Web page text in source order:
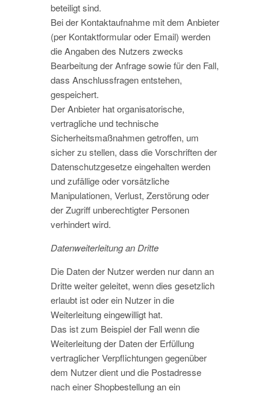
beteiligt sind.
Bei der Kontaktaufnahme mit dem Anbieter
(per Kontaktformular oder Email) werden
die Angaben des Nutzers zwecks
Bearbeitung der Anfrage sowie für den Fall,
dass Anschlussfragen entstehen,
gespeichert.
Der Anbieter hat organisatorische,
vertragliche und technische
Sicherheitsmaßnahmen getroffen, um
sicher zu stellen, dass die Vorschriften der
Datenschutzgesetze eingehalten werden
und zufällige oder vorsätzliche
Manipulationen, Verlust, Zerstörung oder
der Zugriff unberechtigter Personen
verhindert wird.
Datenweiterleitung an Dritte
Die Daten der Nutzer werden nur dann an
Dritte weiter geleitet, wenn dies gesetzlich
erlaubt ist oder ein Nutzer in die
Weiterleitung eingewilligt hat.
Das ist zum Beispiel der Fall wenn die
Weiterleitung der Daten der Erfüllung
vertraglicher Verpflichtungen gegenüber
dem Nutzer dient und die Postadresse
nach einer Shopbestellung an ein